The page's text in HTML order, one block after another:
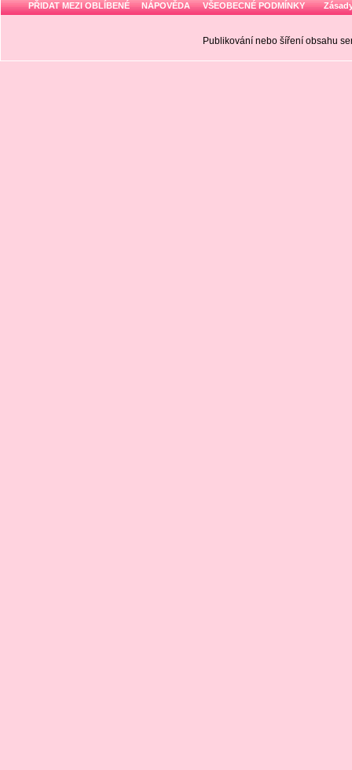
PŘIDAT MEZI OBLÍBENÉ NÁPOVĚDA VŠEOBECNÉ PODMÍNKY
Publikování nebo šíření obsahu